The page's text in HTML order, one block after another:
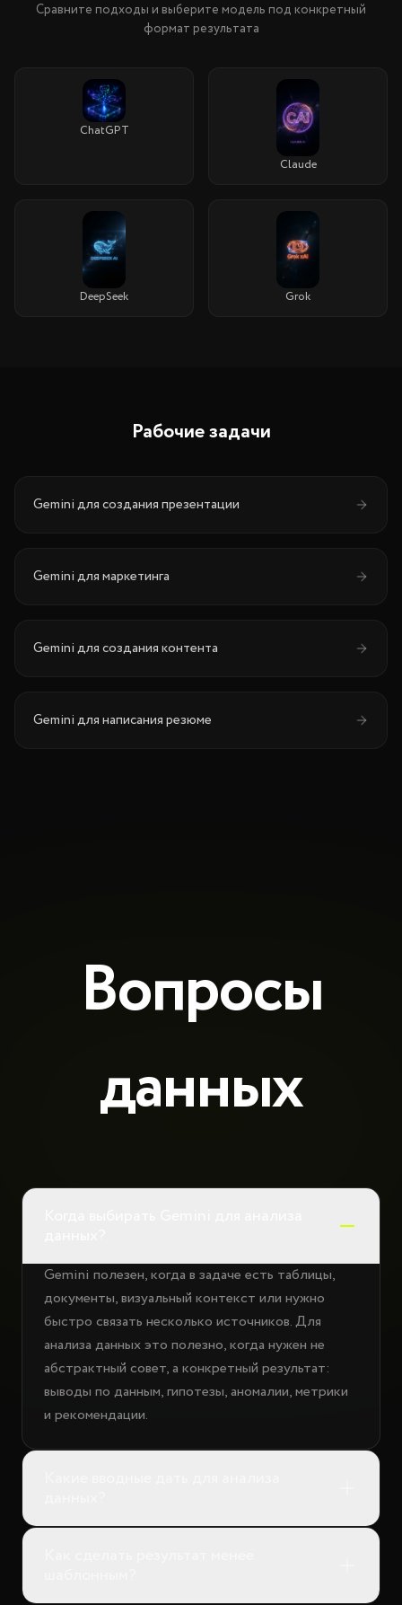
Сравните подходы и выберите модель под конкретный
формат результата
ChatGPT
Claude
DeepSeek Grok
Рабочие задачи
Geminiдлясоздания презентации
Geminiдлямаркетинга
Geminiдлясоздания контента
Geminiдлянаписания резюме
Вопросы
данных
Gemini полезен, когда в задаче есть таблицы,
документы, визуальный контекст или нужно
быстро связать несколько источников. Для
анализа данных это полезно, когда нужен не
абстрактный совет, а конкретный результат:
выводы по данным, гипотезы, аномалии, метрики
и рекомендации.